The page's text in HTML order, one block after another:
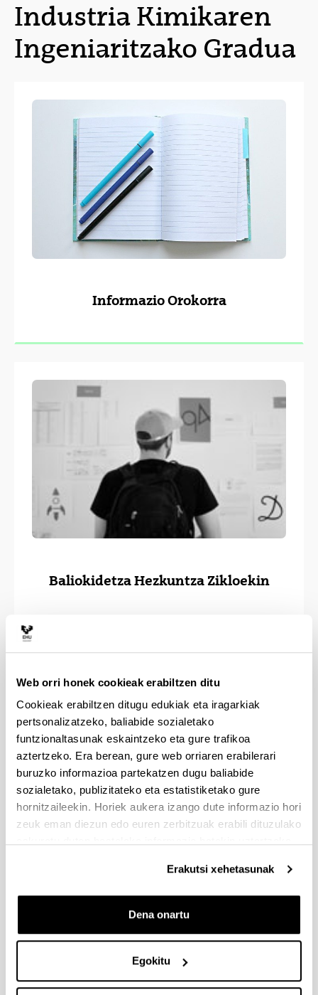
Web orri honek cookieak erabiltzen ditu
Cookieak erabiltzen ditugu edukiak eta iragarkiak
pertsonalizatzeko, baliabide sozialetako
funtzionaltasunak eskaintzeko eta gure trafikoa
aztertzeko. Era berean, gure web orriaren erabilerari
buruzko informazioa partekatzen dugu baliabide
sozialetako, publizitateko eta estatistiketako gure
hornitzaileekin. Horiek aukera izango dute informazio hori
zeuk eman diezun edo euren zerbitzuak erabili dituzulako
Erakutsi xehetasunak
Dena onartu
Egokitu
Industria Kimikaren
Ingeniaritzako Gradua
Informazio Orokorra
Baliokidetza Hezkuntza Zikloekin